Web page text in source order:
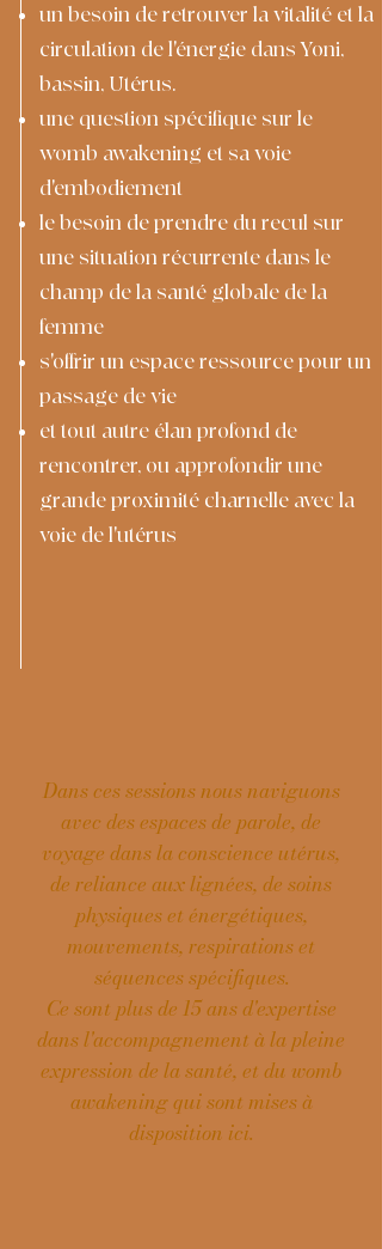
un besoin de retrouver la vitalité et la
circulation de l'énergie dans Yoni,
bassin, Utérus.
une question spécifique sur le
womb awakening et sa voie
d'embodiement
le besoin de prendre du recul sur
une situation récurrente dans le
champ de la santé globale de la
femme
s'offrir un espace ressource pour un
passage de vie
et tout autre élan profond de
rencontrer, ou approfondir une
grande proximité charnelle avec la
voie de l'utérus
Dans ces sessions nousnaviguons
avec des espaces de parole, de
voyage dans la conscience utérus,
de reliance aux lignées, de soins
physiques et énergétiques,
mouvements, respirations et
séquences spécifiques.
Ce sont plus de 15 ans d'expertise
dans l'accompagnement à la pleine
expression de la santé, et du womb
awakening qui sont mises à
disposition ici.